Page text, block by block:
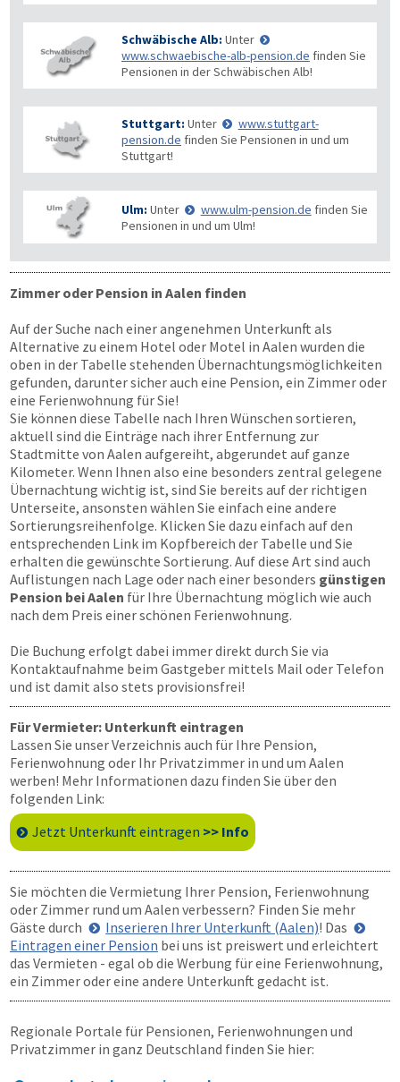
Schwäbische Alb: Unter
www.schwaebische-alb-pension.de finden Sie
Pensionen in der Schwäbischen Alb!
Stuttgart: Unter
www.stuttgart-
pension.de finden Sie Pensionen in und um
Stuttgart!
Ulm: Unter www.ulm-pension.de finden Sie
Pensionen in und um Ulm!
Zimmer oder Pension in Aalen finden
Auf der Suche nach einer angenehmen Unterkunft als
Alternative zu einem Hotel oder Motel in Aalen wurden die
oben in der Tabelle stehenden Übernachtungsmöglichkeiten
gefunden, darunter sicher auch eine Pension, ein Zimmer oder
eine Ferienwohnung für Sie!
Sie können diese Tabelle nach Ihren Wünschen sortieren,
aktuell sind die Einträge nach ihrer Entfernung zur
Stadtmitte von Aalen aufgereiht, abgerundet auf ganze
Kilometer. Wenn Ihnen also eine besonders zentral gelegene
Übernachtung wichtig ist, sind Sie bereits auf der richtigen
Unterseite, ansonsten wählen Sie einfach eine andere
Sortierungsreihenfolge. Klicken Sie dazu einfach auf den
entsprechenden Link im Kopfbereich der Tabelle und Sie
erhalten die gewünschte Sortierung. Auf diese Art sind auch
Auflistungen nach Lage oder nach einer besonders günstigen
Pension bei Aalen für Ihre Übernachtung möglich wie auch
nach dem Preis einer schönen Ferienwohnung.
Die Buchung erfolgt dabei immer direkt durch Sie via
Kontaktaufnahme beim Gastgeber mittels Mail oder Telefon
und ist damit also stets provisionsfrei!
Für Vermieter: Unterkunft eintragen
Lassen Sie unser Verzeichnis auch für Ihre Pension,
Ferienwohnung oder Ihr Privatzimmer in und um Aalen
werben! Mehr Informationen dazu finden Sie über den
folgenden Link:
Jetzt Unterkunft eintragen >> Info
Sie möchten die Vermietung Ihrer Pension, Ferienwohnung
oder Zimmer rund um Aalen verbessern? Finden Sie mehr
Gäste durch
Inserieren Ihrer Unterkunft (Aalen)! Das
Eintragen einer Pension bei uns ist preiswert und erleichtert
das Vermieten - egal ob die Werbung für eine Ferienwohnung,
ein Zimmer oder eine andere Unterkunft gedacht ist.
Regionale Portale für Pensionen, Ferienwohnungen und
Privatzimmer in ganz Deutschland finden Sie hier: